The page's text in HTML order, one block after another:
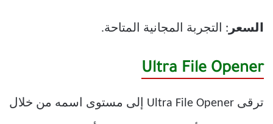
السعر : التجربة المجانية المتاحة.
Ultra File Opener
ترقى Ultra File Opener إلى مستوى اسمه من خلال